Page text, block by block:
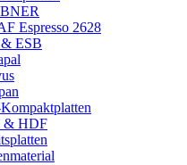
Espresso 2628
ESB
& HDF